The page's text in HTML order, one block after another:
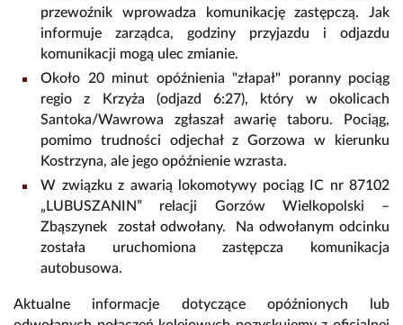
przewoźnik wprowadza komunikację zastępczą. Jak
informuje zarządca, godziny przyjazdu i odjazdu
komunikacji mogą ulec zmianie.
Około 20 minut opóźnienia "złapał" poranny pociąg
regio z Krzyża (odjazd 6:27), który w okolicach
Santoka/Wawrowa zgłaszał awarię taboru. Pociąg,
pomimo trudności odjechał z Gorzowa w kierunku
Kostrzyna, ale jego opóźnienie wzrasta.
W związku z awarią lokomotywy pociąg IC nr 87102
„LUBUSZANIN” relacji Gorzów Wielkopolski –
Zbąszynek został odwołany. Na odwołanym odcinku
została uruchomiona zastępcza komunikacja
autobusowa.
Aktualne informacje dotyczące opóźnionych lub